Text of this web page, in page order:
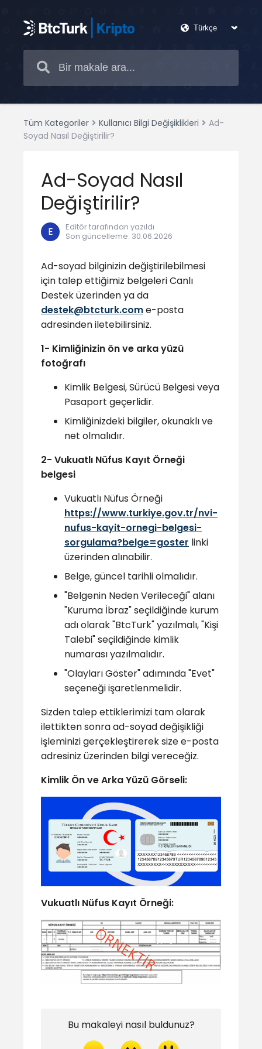
Tüm Kategoriler Kullanıcı Bilgi Değişiklikleri
Ad-
Soyad Nasıl Değiştirilir?
Ad-Soyad Nasıl
Değiştirilir?
E
Editör tarafından yazıldı
Son güncelleme: 30.06.2026
Ad-soyad bilginizin değiştirilebilmesi
için talep ettiğimiz belgeleri Canlı
Destek üzerinden ya da
destek@btcturk.come-posta
adresinden iletebilirsiniz.
1- Kimliğinizin ön ve arka yüzü
fotoğrafı
Kimlik Belgesi, Sürücü Belgesi veya
Pasaport geçerlidir.
Kimliğinizdeki bilgiler, okunaklı ve
net olmalıdır.
2- Vukuatlı Nüfus Kayıt Örneği
belgesi
Vukuatlı Nüfus Örneği
https://www.turkiye.gov.tr/nvi-
nufus-kayit-ornegi-belgesi-
sorgulama?belge=goster linki
üzerinden alınabilir.
Belge, güncel tarihli olmalıdır.
"Belgenin Neden Verileceği" alanı
"Kuruma İbraz" seçildiğinde kurum
adı olarak "BtcTurk" yazılmalı, "Kişi
Talebi" seçildiğinde kimlik
numarası yazılmalıdır.
"Olayları Göster" adımında "Evet"
seçeneği işaretlenmelidir.
Sizden talep ettiklerimizi tam olarak
ilettikten sonra ad-soyad değişikliği
işleminizi gerçekleştirerek size e-posta
adresiniz üzerinden bilgi vereceğiz.
Kimlik Ön ve Arka Yüzü Görseli:
Vukuatlı Nüfus Kayıt Örneği:
Bu makaleyi nasıl buldunuz?